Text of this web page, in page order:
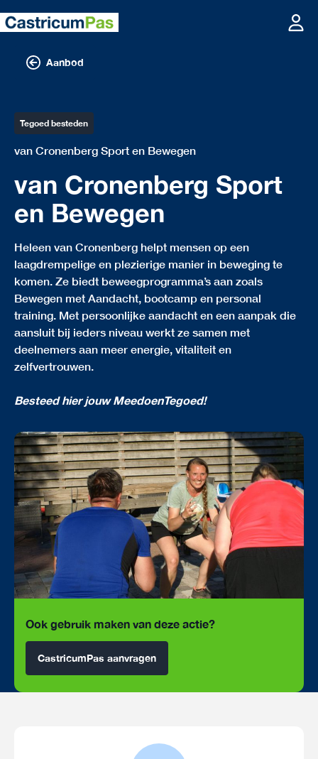
Aanbod
Tegoed besteden
van Cronenberg Sport en Bewegen
van Cronenberg Sport
en Bewegen
Heleen van Cronenberg helpt mensen op een
laagdrempelige en plezierige manier in beweging te
komen. Ze biedt beweegprogramma’s aan zoals
Bewegen met Aandacht, bootcamp en personal
training. Met persoonlijke aandacht en een aanpak die
aansluit bij ieders niveau werkt ze samen met
deelnemers aan meer energie, vitaliteit en
zelfvertrouwen.
Besteed hier jouw MeedoenTegoed!
Ook gebruik maken van deze actie?
CastricumPas aanvragen